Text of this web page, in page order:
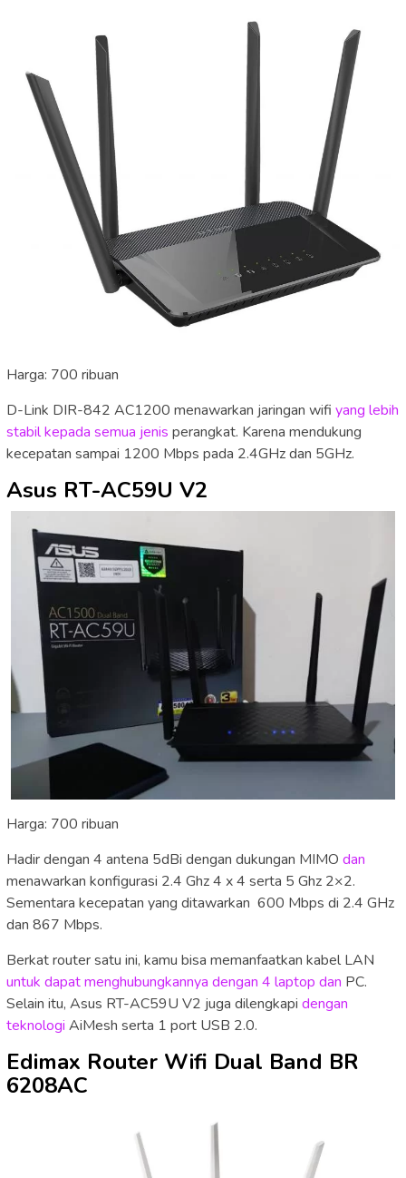
Harga: 700 ribuan
D-Link DIR-842 AC1200 menawarkan jaringan wifi yang lebih
stabil kepada semua jenis perangkat. Karena mendukung
kecepatan sampai 1200 Mbps pada 2.4GHz dan 5GHz.
Asus RT-AC59U V2
Harga: 700 ribuan
Hadir dengan 4 antena 5dBi dengan dukungan MIMO dan
menawarkan konfigurasi 2.4 Ghz 4 x 4 serta 5 Ghz 2×2.
Sementara kecepatan yang ditawarkan 600 Mbps di 2.4 GHz
dan 867 Mbps.
Berkat router satu ini, kamu bisa memanfaatkan kabel LAN
untuk dapat menghubungkannya dengan 4 laptop dan PC.
Selain itu, Asus RT-AC59U V2 juga dilengkapi dengan
teknologi AiMesh serta 1 port USB 2.0.
Edimax Router Wifi Dual Band BR
6208AC